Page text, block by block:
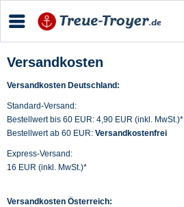
Versandkosten
Versandkosten Deutschland:
Standard-Versand:
Bestellwert bis 60 EUR: 4,90 EUR (inkl. MwSt.)*
Bestellwert ab 60 EUR: Versandkostenfrei
Express-Versand:
16 EUR (inkl. MwSt.)*
Versandkosten Österreich: